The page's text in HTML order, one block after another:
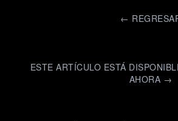
←
ESTE ARTÍCULO ESTÁ
AHORA →